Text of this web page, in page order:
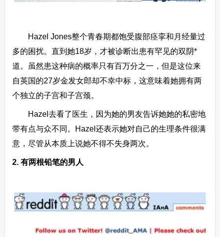
Hazel Jones整个青春期都饱受腹部痉挛和月经量过
多的困扰。直到她18岁，才被诊断出患有罕见的双阴*
道。虽然患这种病的概率只有百万分之一，但是这位来
自英国的27岁金发女郎却不幸中标，这意味着她拥有两
个独立的子宫和子宫颈。
Hazel去看了医生，因为她的男友告诉她她的私密地
带有点与众不同。Hazel还表示她对自己的生理条件很满
意，尽管从本质上说她不得不失身两次。
2. 有两根铅笔的男人